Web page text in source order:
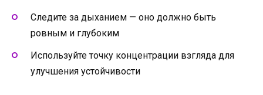
Следите за дыханием — оно должно быть
ровным и глубоким
Используйте точку концентрации взгляда для
улучшения устойчивости